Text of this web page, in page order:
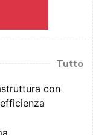
Tutto
con